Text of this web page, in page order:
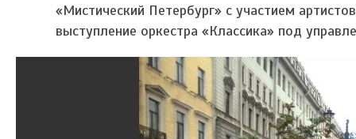
«Мистический Петербург» с участием
выступление оркестра «Классика» под